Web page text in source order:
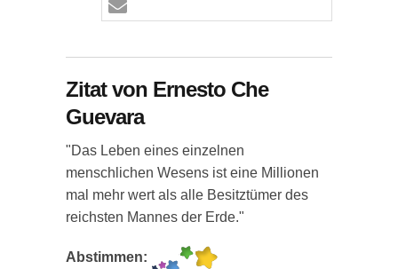
Zitat von Ernesto Che
Guevara
"Das Leben eines einzelnen
menschlichen Wesens ist eine Millionen
mal mehr wert als alle Besitztümer des
reichsten Mannes der Erde."
Abstimmen: